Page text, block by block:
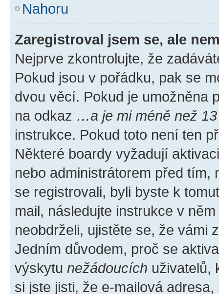
Nahoru
Zaregistroval jsem se, ale
Nejprve zkontrolujte, že
Pokud jsou v pořádku, pak se
dvou věcí. Pokud je umožněna
na odkaz …a je mi méně než
instrukce. Pokud toto není ten
Některé boardy vyžadují
nebo administrátorem před tím,
se registrovali, byli byste k
mail, následujte instrukce v
neobdrželi, ujistěte se, že vámi
Jedním důvodem, proč se
výskytu nežádoucích uživatelů,
si jste jisti, že e-mailová